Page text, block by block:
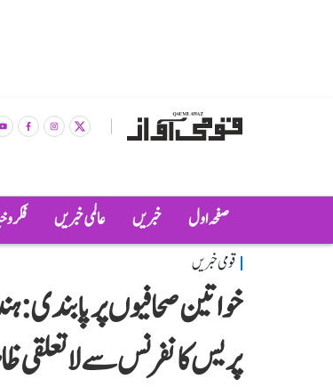
صفحہ اول خبریں عالمی خبریں فکر
قومی خبریں
خواتین صحافیوں پر پابندی:
پریس کانفرنس سے لاتعلقی